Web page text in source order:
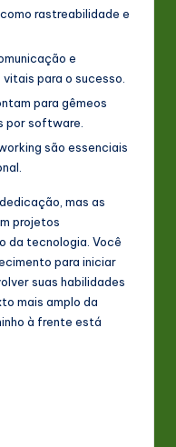
rastreabilidade e
e
para o sucesso.
para gêmeos
por software.
são essenciais
mas as
projetos
da tecnologia. Você
para iniciar
suas habilidades
mais amplo da
à frente está